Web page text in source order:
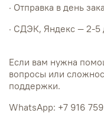
· Отправка в день
· СДЭК, Яндекс — 2-5
Если вам нужна
вопросы или
поддержки.
WhatsApp: +7 916